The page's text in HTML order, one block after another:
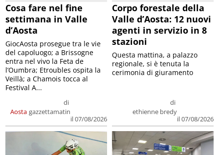
Cosa fare nel fine
settimana in Valle
d’Aosta
Aosta
di
gazzettamatin
il 07/08/2026
GiocAosta prosegue tra le vie
del capoluogo; a Brissogne
entra nel vivo la Feta de
l’Oumbra; Etroubles ospita la
Veillà; a Chamois tocca al
Festival A...
Corpo forestale della
Valle d’Aosta: 12 nuovi
agenti in servizio in 8
stazioni
di
ethienne bredy
il 07/08/2026
Questa mattina, a palazzo
regionale, si è tenuta la
cerimonia di giuramento